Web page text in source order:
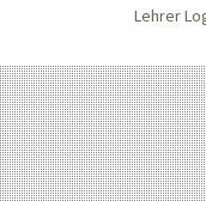
Lehrer